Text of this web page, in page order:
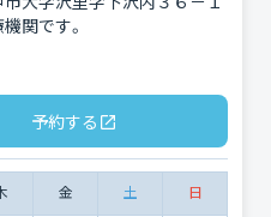
関です。
予約する
金 土 日